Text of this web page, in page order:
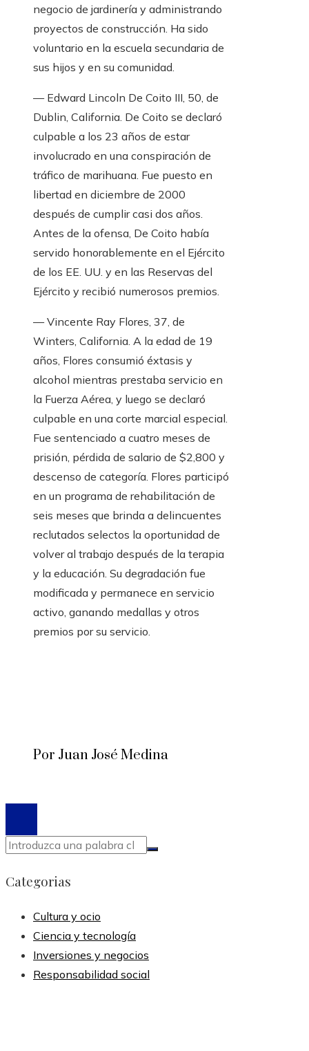
negocio de jardinería y administrando
proyectos de construcción. Ha sido
voluntario en la escuela secundaria de
sus hijos y en su comunidad.
— Edward Lincoln De Coito III, 50, de
Dublin, California. De Coito se declaró
culpable a los 23 años de estar
involucrado en una conspiración de
tráfico de marihuana. Fue puesto en
libertad en diciembre de 2000
después de cumplir casi dos años.
Antes de la ofensa, De Coito había
servido honorablemente en el Ejército
de los EE. UU. y en las Reservas del
Ejército y recibió numerosos premios.
— Vincente Ray Flores, 37, de
Winters, California. A la edad de 19
años, Flores consumió éxtasis y
alcohol mientras prestaba servicio en
la Fuerza Aérea, y luego se declaró
culpable en una corte marcial especial.
Fue sentenciado a cuatro meses de
prisión, pérdida de salario de $2,800 y
descenso de categoría. Flores participó
en un programa de rehabilitación de
seis meses que brinda a delincuentes
reclutados selectos la oportunidad de
volver al trabajo después de la terapia
y la educación. Su degradación fue
modificada y permanece en servicio
activo, ganando medallas y otros
premios por su servicio.
Por Juan José Medina
Categorias
Cultura y ocio
Ciencia y tecnología
Inversiones y negocios
Responsabilidad social